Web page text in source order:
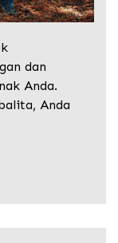
dan
Anda.
Anda